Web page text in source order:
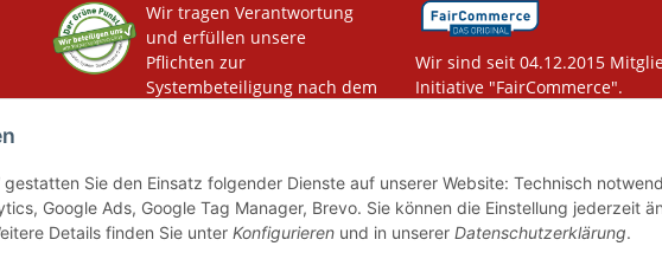
gestatten Sie den Einsatz folgender Dienste auf unserer Website: Technisch
Google Ads, Google Tag Manager, Brevo. Sie können die Einstellung jederzeit
Details finden Sie unter Konfigurieren und in unserer Datenschutzerklärung.
Wir tragen Verantwortung
und erfüllen unsere
Pflichten zur
Systembeteiligung nach dem
Wir sind seit 04.12.2015
Initiative "FairCommerce".